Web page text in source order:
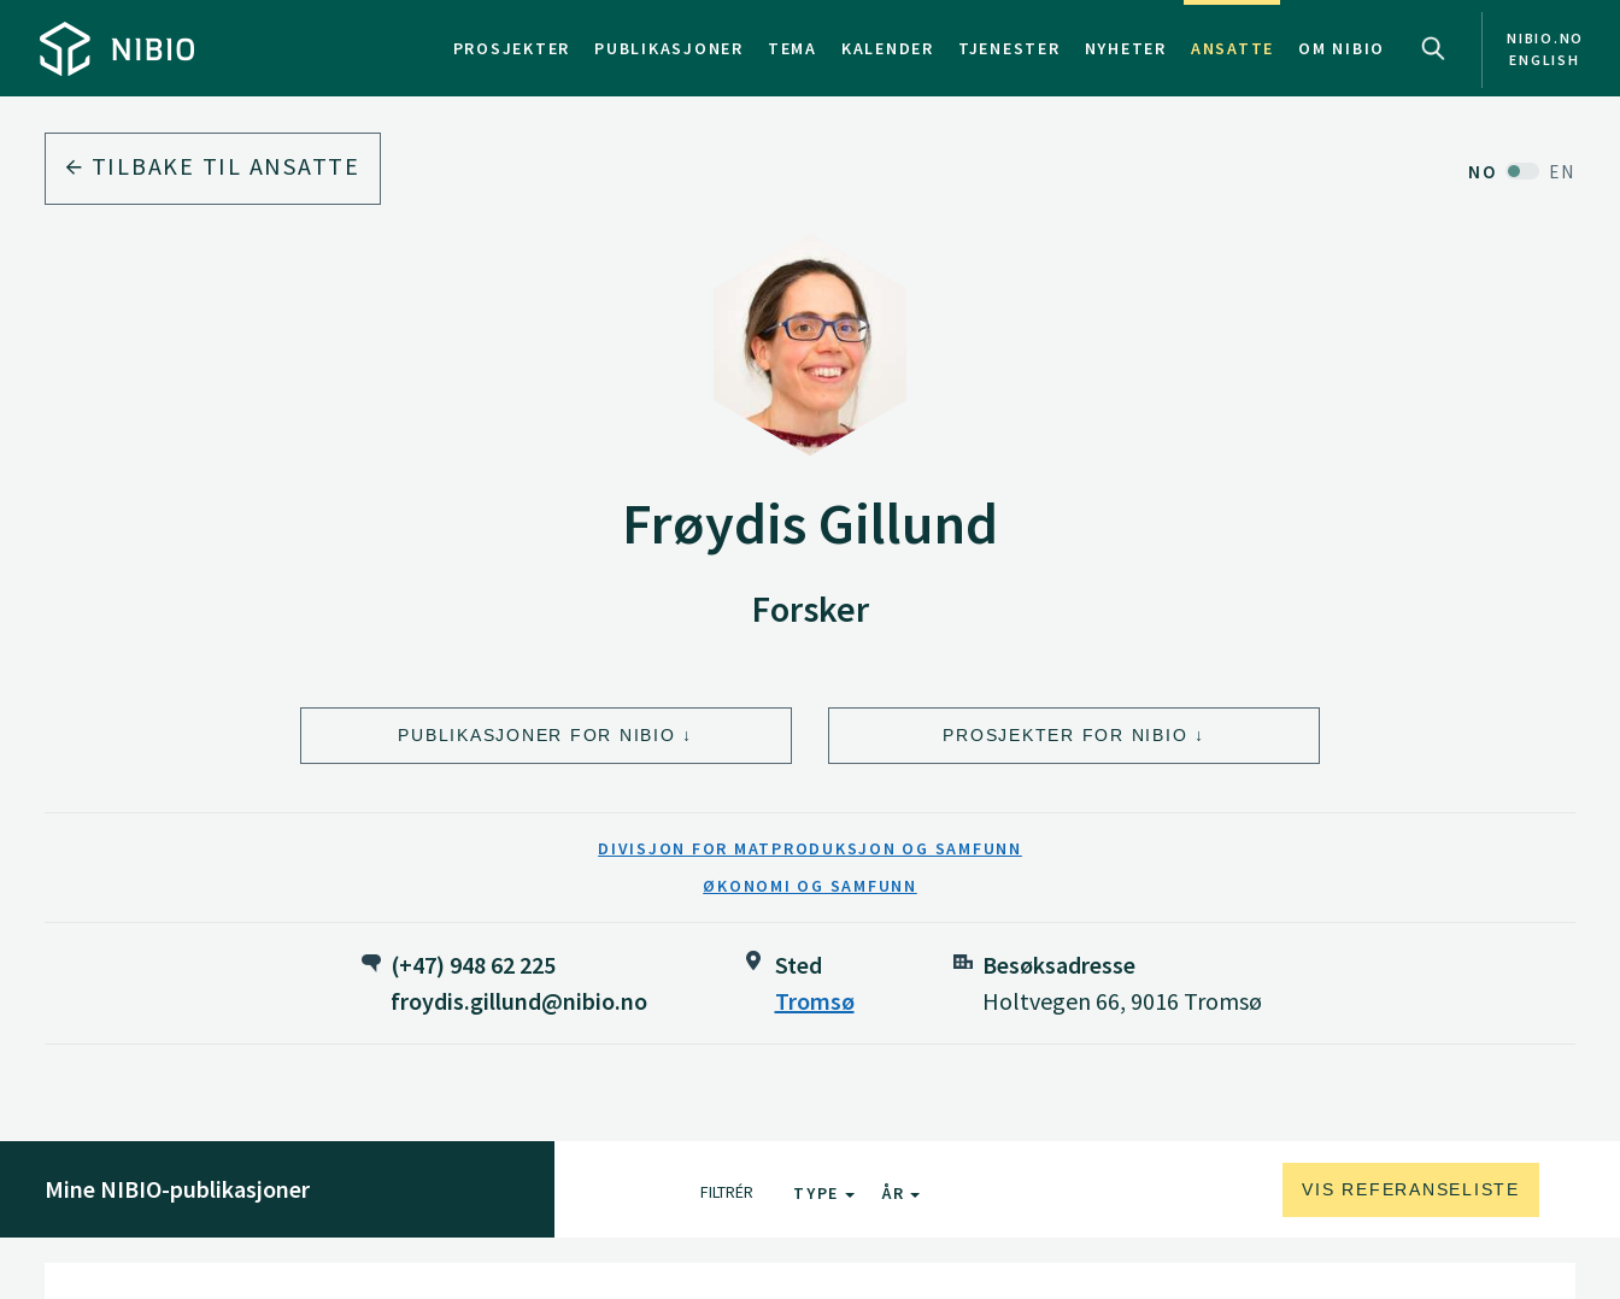
PROSJEKTER PUBLIKASJONER TEMA KALENDER TJENESTER NYHETER ANSATTE OM NIBIO
NIBIO.NO
ENGLISH
TILBAKE TIL ANSATTE NO EN
Frøydis Gillund
Forsker
PUBLIKASJONER FOR NIBIO PROSJEKTER FOR NIBIO
DIVISJON FOR MATPRODUKSJON OG SAMFUNN
ØKONOMI OG SAMFUNN
(+47) 948 62 225
froydis.gillund@nibio.no
Sted
Tromsø
Besøksadresse
Holtvegen 66, 9016 Tromsø
Mine NIBIO-publikasjoner FILTRÉR TYPE ÅR VIS REFERANSELISTE